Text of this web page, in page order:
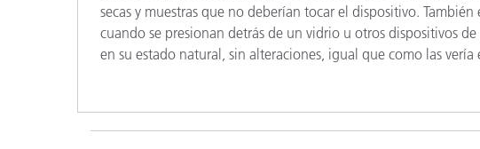
secas y muestras que no deberían tocar el dispositivo.
cuando se presionan detrás de un vidrio u otros dispositivos
en su estado natural, sin alteraciones, igual que como las